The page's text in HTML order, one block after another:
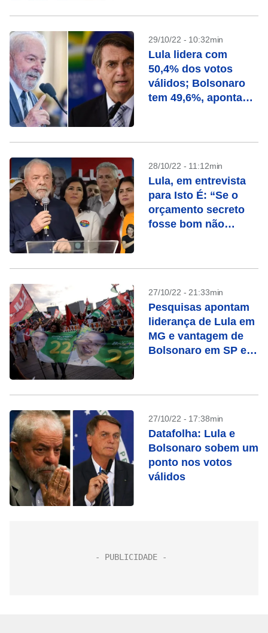
29/10/22 - 10:32min
Lula lidera com
50,4% dos votos
válidos; Bolsonaro
tem 49,6%, aponta
28/10/22 - 11:12min
Lula, em entrevista
para Isto É: “Se o
orçamento secreto
fosse bom não
27/10/22 - 21:33min
Pesquisas apontam
liderança de Lula em
MG e vantagem de
Bolsonaro em SP e
27/10/22 - 17:38min
Datafolha: Lula e
Bolsonaro sobem um
ponto nos votos
válidos